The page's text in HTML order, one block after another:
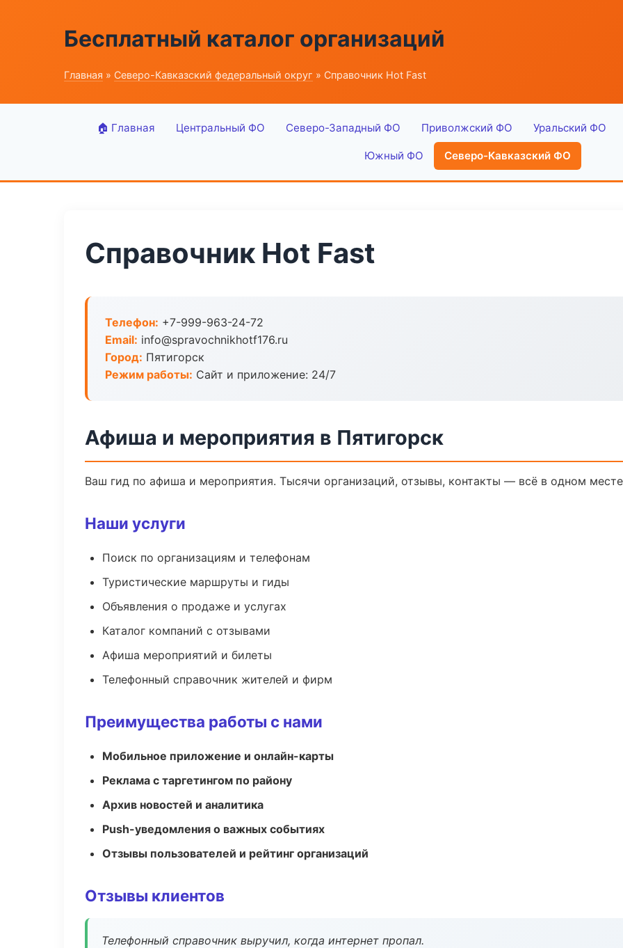
Бесплатный каталог организаций
Главная » Северо-Кавказский федеральный округ » Справочник Hot Fast
🏠 Главная Центральный ФО Северо-Западный ФО Приволжский ФО Уральский ФО
Южный ФО Северо-Кавказский ФО
Справочник Hot Fast
Телефон: +7-999-963-24-72
Email: info@spravochnikhotf176.ru
Город: Пятигорск
Режим работы: Сайт и приложение: 24/7
Афиша и мероприятия в Пятигорск
Ваш гид по афиша и мероприятия. Тысячи организаций, отзывы, контакты — всё в одном
Наши услуги
Поиск по организациям и телефонам
Туристические маршруты и гиды
Объявления о продаже и услугах
Каталог компаний с отзывами
Афиша мероприятий и билеты
Телефонный справочник жителей и фирм
Преимущества работы с нами
Мобильное приложение и онлайн-карты
Реклама с таргетингом по району
Архив новостей и аналитика
Push-уведомления о важных событиях
Отзывы пользователей и рейтинг организаций
Отзывы клиентов
Телефонный справочник выручил, когда интернет пропал.